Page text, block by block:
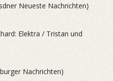
Neueste Nachrichten)
Elektra / Tristan und
Nachrichten)